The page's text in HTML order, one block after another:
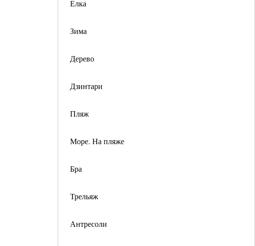
Елка
Зима
Дерево
Дзинтари
Пляж
Море. На пляже
Бра
Трельяж
Антресоли